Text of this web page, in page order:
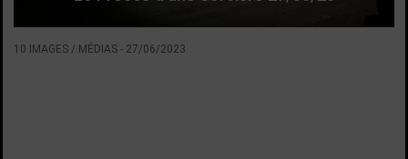
10 IMAGES / MÉDIAS - 27/06/2023